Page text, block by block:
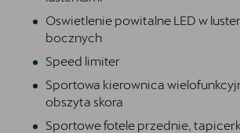
Oswietlenie powitalne LED w
bocznych
Speed limiter
Sportowa kierownica
obszyta skora
Sportowe fotele przednie,